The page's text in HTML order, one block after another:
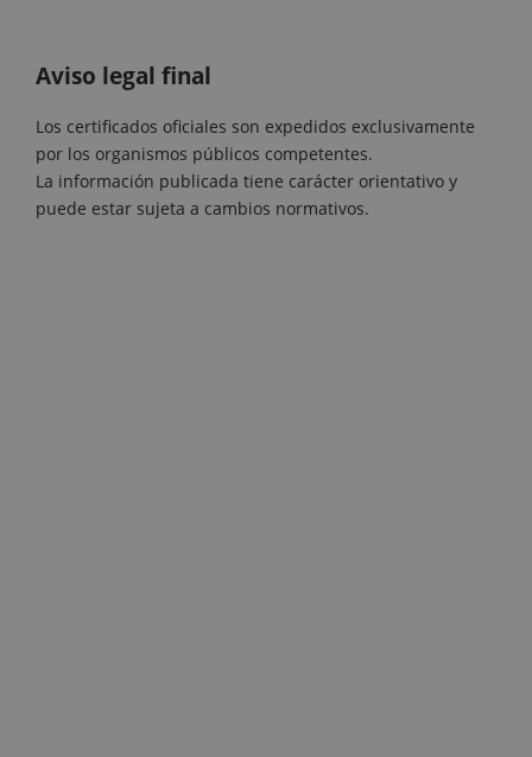
Aviso legal final
Los certificados oficiales son expedidos exclusivamente
por los organismos públicos competentes.
La información publicada tiene carácter orientativo y
puede estar sujeta a cambios normativos.